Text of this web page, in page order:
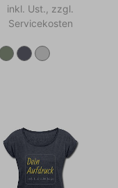
inkl. Ust., zzgl.
Servicekosten